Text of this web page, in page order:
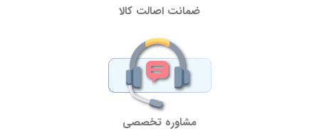
ضمانت اصالت کالا
مشاوره تخصصی